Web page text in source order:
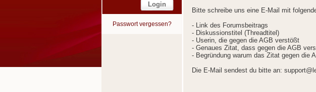
Passwort vergessen?
Bitte schreibe uns eine E-Mail mit
- Link des Forumsbeitrags
- Diskussionstitel (Threadtitel)
- Userin, die gegen die AGB verstößt
- Genaues Zitat, dass gegen die AGB
- Begründung warum das Zitat gegen die
Die E-Mail sendest du bitte an: